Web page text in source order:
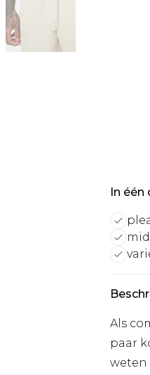
In één
Als
paar
weten